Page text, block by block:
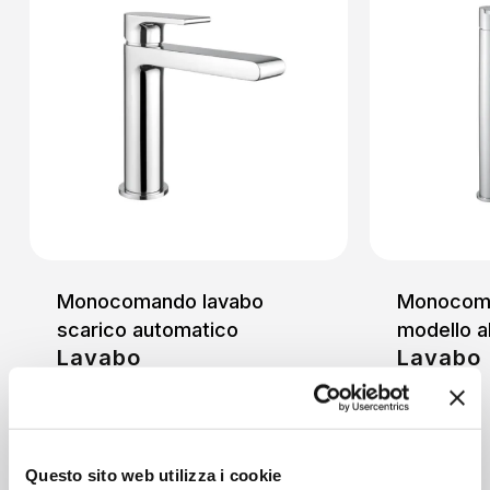
Questo sito web utilizza i cookie
Monocomando lavabo
scarico automatico
Lavabo
modello
Lavabo